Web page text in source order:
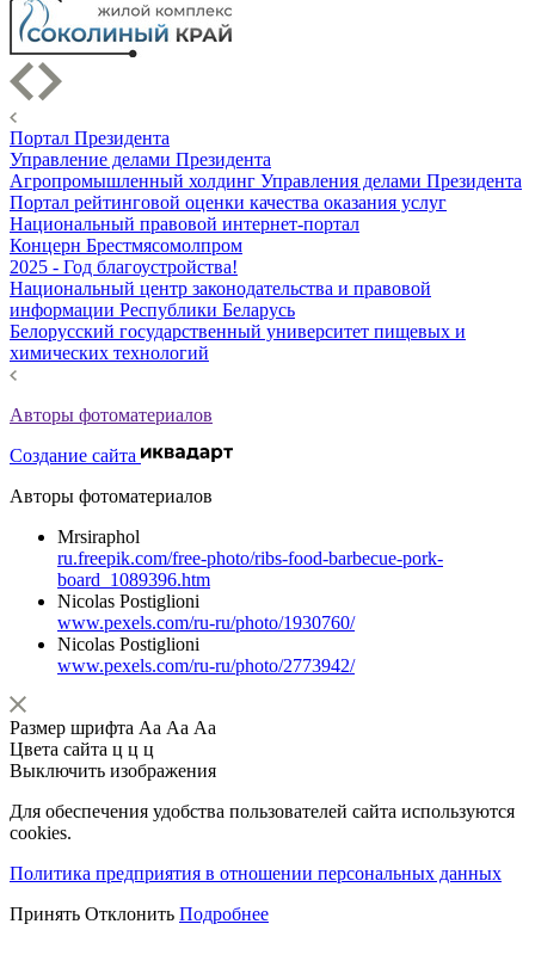
Портал Президента
Управление делами Президента
Агропромышленный холдинг Управления делами Президента
Портал рейтинговой оценки качества оказания услуг
Национальный правовой интернет-портал
Концерн Брестмясомолпром
2025 - Год благоустройства!
Национальный центр законодательства и правовой
информации Республики Беларусь
Белорусский государственный университет пищевых и
химических технологий
Авторы фотоматериалов
Создание сайта
Авторы фотоматериалов
Mrsiraphol
ru.freepik.com/free-photo/ribs-food-barbecue-pork-
board_1089396.htm
Nicolas Postiglioni
www.pexels.com/ru-ru/photo/1930760/
Nicolas Postiglioni
www.pexels.com/ru-ru/photo/2773942/
Размер шрифта Аа Аа Аа
Цвета сайта ц ц ц
Выключить изображения
Для обеспечения удобства пользователей сайта используются
cookies.
Политика предприятия в отношении персональных данных
Принять Отклонить Подробнее